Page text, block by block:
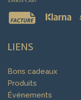
LIENS
Bons cadeaux
Produits
Événements